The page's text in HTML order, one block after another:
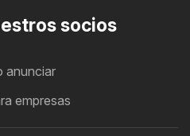
socios
anunciar
empresas